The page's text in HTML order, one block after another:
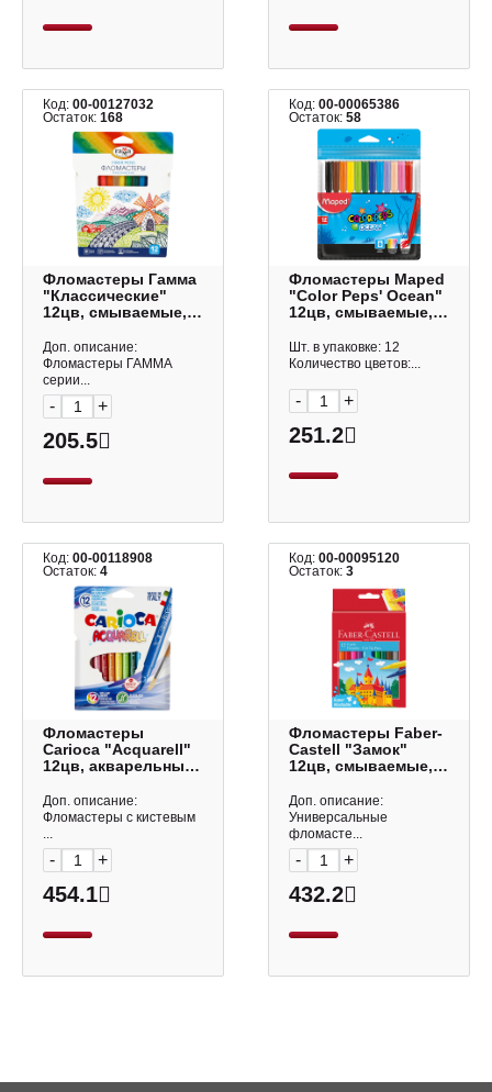
Код: 00-00127032
Остаток: 168
Фломастеры Гамма
"Классические"
12цв, смываемые,
европ. 130822_12
Доп. описание:
Фломастеры ГАММА
серии...
- +
205.5
Код:00-00065386
Остаток:58
Фломастеры Maped
"Color Peps' Ocean"
12цв, смываемые,
европ. 845720
Шт. в упаковке: 12
Количество цветов:...
- +
251.2
Код: 00-00118908
Остаток: 4
Фломастеры
Carioca "Acquarell"
12цв, акварельные,
карт.уп. 42747
Доп. описание:
Фломастеры с кистевым
...
- +
454.1
Код:00-00095120
Остаток:3
Фломастеры Faber-
Castell "Замок"
12цв, смываемые,
554201
Доп. описание:
Универсальные
фломасте...
- +
432.2